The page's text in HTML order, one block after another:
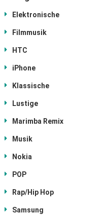
Elektronische
Filmmusik
HTC
iPhone
Klassische
Lustige
Marimba Remix
Musik
Nokia
POP
Rap/Hip Hop
Samsung